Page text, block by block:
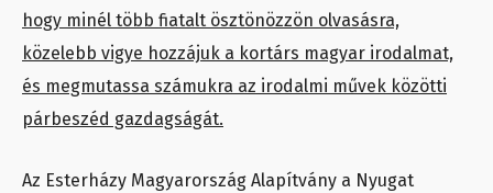
hogy minél több fiatalt ösztönözzön olvasásra,
közelebb vigye hozzájuk a kortárs magyar irodalmat,
és megmutassa számukra az irodalmi művek közötti
párbeszéd gazdagságát.
Az Esterházy Magyarország Alapítvány a Nyugat